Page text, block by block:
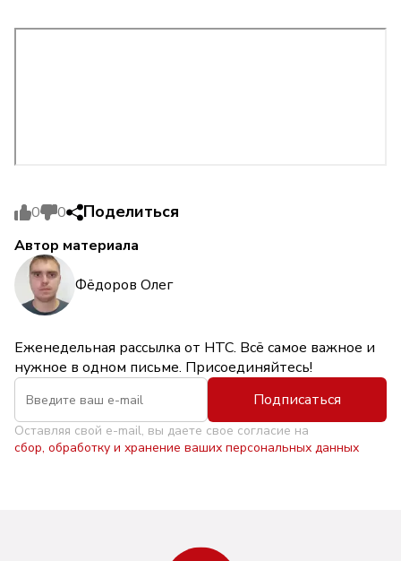
0 0 Поделиться
Автор материала
Фёдоров Олег
Еженедельная рассылка от НТС. Всё самое важное и
нужное в одном письме. Присоединяйтесь!
Подписаться
Оставляя свой e-mail, вы даете свое согласие на
сбор, обработку и хранение ваших персональных данных